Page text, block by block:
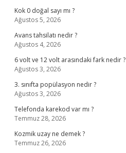
Kok 0 doğal sayı mı ?
Ağustos 5, 2026
Avans tahsilatı nedir ?
Ağustos 4, 2026
6 volt ve 12 volt arasındaki fark nedir ?
Ağustos 3, 2026
3. sınıfta popülasyon nedir ?
Ağustos 3, 2026
Telefonda karekod var mı ?
Temmuz 28, 2026
Kozmik uzay ne demek ?
Temmuz 26, 2026